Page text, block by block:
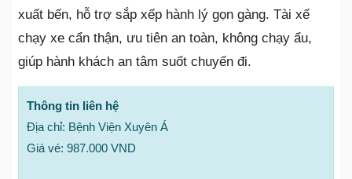
xuất bến, hỗ trợ sắp xếp hành lý gọn gàng. Tài xế
chạy xe cẩn thận, ưu tiên an toàn, không chạy ẩu,
giúp hành khách an tâm suốt chuyến đi.
Thông tin liên hệ
Địa chỉ: Bệnh Viện Xuyên Á
Giá vé: 987.000 VND